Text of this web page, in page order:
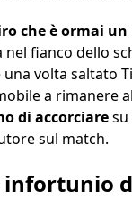
che è ormai
fianco dello
volta saltato
a rimanere
di accorciaresu
sul match.